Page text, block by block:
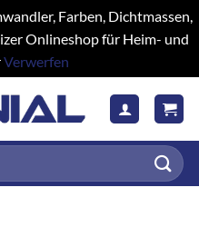
Farben, Dichtmassen,
Onlineshop für Heim- und
Verwerfen